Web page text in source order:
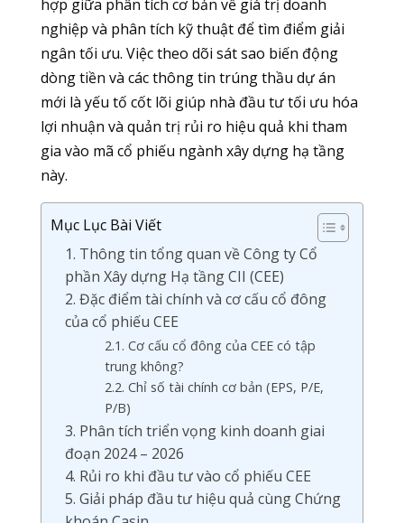
hợp giữa phân tích cơ bản về giá trị doanh
nghiệp và phân tích kỹ thuật để tìm điểm giải
ngân tối ưu. Việc theo dõi sát sao biến động
dòng tiền và các thông tin trúng thầu dự án
mới là yếu tố cốt lõi giúp nhà đầu tư tối ưu hóa
lợi nhuận và quản trị rủi ro hiệu quả khi tham
gia vào mã cổ phiếu ngành xây dựng hạ tầng
này.
Mục Lục Bài Viết
1. Thông tin tổng quan về Công ty Cổ
phần Xây dựng Hạ tầng CII (CEE)
2. Đặc điểm tài chính và cơ cấu cổ đông
của cổ phiếu CEE
2.1. Cơ cấu cổ đông của CEE có tập
trung không?
2.2. Chỉ số tài chính cơ bản (EPS, P/E,
P/B)
3. Phân tích triển vọng kinh doanh giai
đoạn 2024 – 2026
4. Rủi ro khi đầu tư vào cổ phiếu CEE
5. Giải pháp đầu tư hiệu quả cùng Chứng